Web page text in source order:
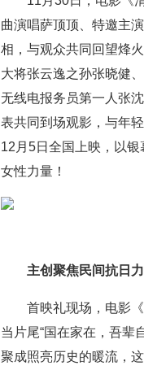
曲演唱萨顶顶、特邀主
相，与观众共同回望烽
大将张云逸之孙张晓健
无线电报务员第一人张
表共同到场观影，与年
12月5日全国上映，以银
女性力量！
主创聚焦民间抗日
首映礼现场，电影
当片尾“国在家在，吾辈
聚成照亮历史的暖流，